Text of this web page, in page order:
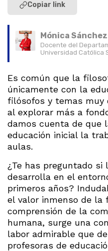
Copiar link
Mónica
Docente del
Universidad Católica
Es común que la
únicamente con la
filósofos y temas muy
al explorar más a
damos cuenta de que
educación inicial la
aulas.
¿Te has preguntado
desarrolla en el
primeros años?
el valor inmenso de la
comprensión de la
humana, surge una
labor admirable que
profesoras de